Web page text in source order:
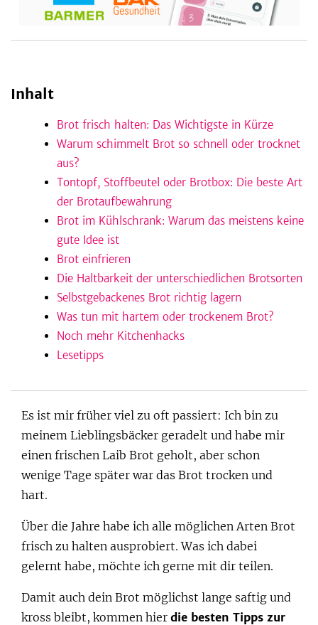
Inhalt
Brot frisch halten: Das Wichtigste in Kürze
Warum schimmelt Brot so schnell oder trocknet
aus?
Tontopf, Stoffbeutel oder Brotbox: Die beste Art
der Brotaufbewahrung
Brot im Kühlschrank: Warum das meistens keine
gute Idee ist
Brot einfrieren
Die Haltbarkeit der unterschiedlichen Brotsorten
Selbstgebackenes Brot richtig lagern
Was tun mit hartem oder trockenem Brot?
Noch mehr Kitchenhacks
Lesetipps
Es ist mir früher viel zu oft passiert: Ich bin zu
meinem Lieblingsbäcker geradelt und habe mir
einen frischen Laib Brot geholt, aber schon
wenige Tage später war das Brot trocken und
hart.
Über die Jahre habe ich alle möglichen Arten Brot
frisch zu halten ausprobiert. Was ich dabei
gelernt habe, möchte ich gerne mit dir teilen.
Damit auch dein Brot möglichst lange saftig und
kross bleibt, kommen hier die besten Tipps zur